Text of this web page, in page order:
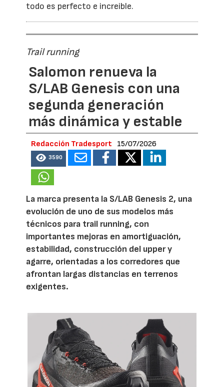
todo es perfecto e increible.
Trail running
Salomon renueva la
S/LAB Genesis con una
segunda generación
más dinámica y estable
Redacción Tradesport 15/07/2026
3590
La marca presenta la S/LAB Genesis 2, una
evolución de uno de sus modelos más
técnicos para trail running, con
importantes mejoras en amortiguación,
estabilidad, construcción del upper y
agarre, orientadas a los corredores que
afrontan largas distancias en terrenos
exigentes.